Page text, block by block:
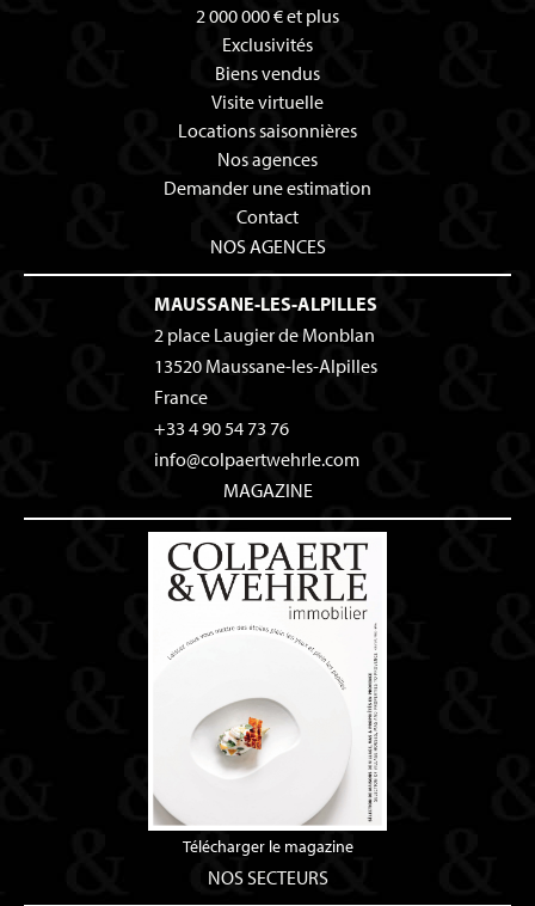
2 000 000 € et plus
Exclusivités
Biens vendus
Visite virtuelle
Locations saisonnières
Nos agences
Demander une estimation
Contact
NOS AGENCES
MAUSSANE-LES-ALPILLES
2 place Laugier de Monblan
13520 Maussane-les-Alpilles
France
+33 4 90 54 73 76
info@colpaertwehrle.com
MAGAZINE
Télécharger le magazine
NOS SECTEURS